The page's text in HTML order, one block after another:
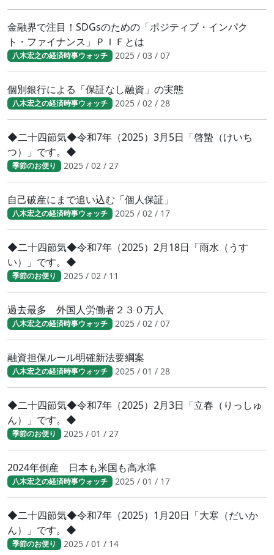
金融界で注目！SDGsのための「ポジティブ・インパク
ト・ファイナンス」ＰＩＦとは
八木宏之の経済時事ウォッチ 2025 / 03 / 07
個別銀行による「保証なし融資」の実態
八木宏之の経済時事ウォッチ 2025 / 02 / 28
◆二十四節気◆令和7年（2025）3月5日「啓蟄（けいち
つ）」です。◆
季節のお便り 2025 / 02 / 27
自己破産にまで追い込む「個人保証」
八木宏之の経済時事ウォッチ 2025 / 02 / 17
◆二十四節気◆令和7年（2025）2月18日「雨水（うす
い）」です。◆
季節のお便り 2025 / 02 / 11
過去最多 外国人労働者２３０万人
八木宏之の経済時事ウォッチ 2025 / 02 / 07
融資担保ルール明確新法要綱案
八木宏之の経済時事ウォッチ 2025 / 01 / 28
◆二十四節気◆令和7年（2025）2月3日「立春（りっしゅ
ん）」です。◆
季節のお便り 2025 / 01 / 27
2024年倒産 日本も米国も高水準
八木宏之の経済時事ウォッチ 2025 / 01 / 17
◆二十四節気◆令和7年（2025）1月20日「大寒（だいか
ん）」です。◆
季節のお便り 2025 / 01 / 14